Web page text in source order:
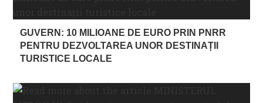
GUVERN: 10 MILIOANE DE EURO PRIN PNRR
PENTRU DEZVOLTAREA UNOR DESTINAȚII
TURISTICE LOCALE